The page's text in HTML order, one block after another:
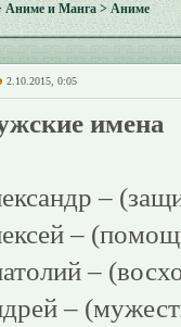
Аниме и Манга> Аниме
2.10.2015, 0:05
имена
–
–
–
–